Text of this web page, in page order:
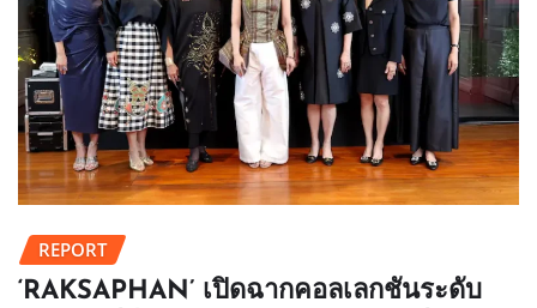
REPORT
‘RAKSAPHAN’ เปิดฉากคอลเลกชันระดับ